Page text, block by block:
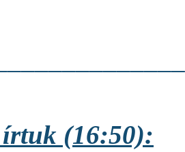
(16:50):